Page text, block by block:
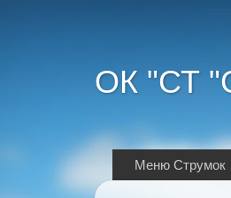
ОК "СТ
Меню Струмок